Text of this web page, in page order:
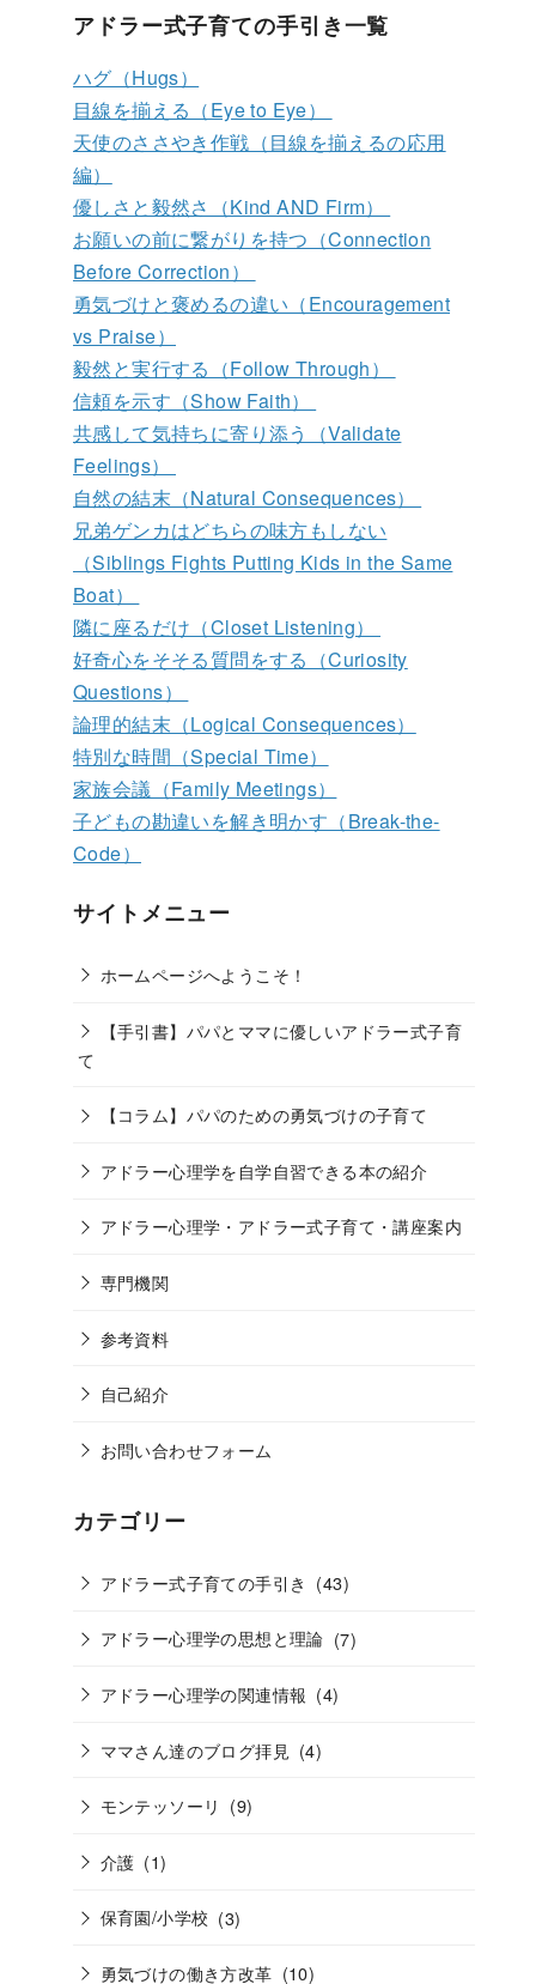
アドラー式子育ての手引き一覧
ハグ（Hugs）
目線を揃える（Eye to Eye）
天使のささやき作戦（目線を揃えるの応用
編）
優しさと毅然さ（Kind AND Firm）
お願いの前に繋がりを持つ（Connection
Before Correction）
勇気づけと褒めるの違い（Encouragement
vs Praise）
毅然と実行する（Follow Through）
信頼を示す（Show Faith）
共感して気持ちに寄り添う（Validate
Feelings）
自然の結末（Natural Consequences）
兄弟ゲンカはどちらの味方もしない
（Siblings Fights Putting Kids in the Same
Boat）
隣に座るだけ（Closet Listening）
好奇心をそそる質問をする（Curiosity
Questions）
論理的結末（Logical Consequences）
特別な時間（Special Time）
家族会議（Family Meetings）
子どもの勘違いを解き明かす（Break-the-
Code）
サイトメニュー
ホームページへようこそ！
【手引書】パパとママに優しいアドラー式子育
て
【コラム】パパのための勇気づけの子育て
アドラー心理学を自学自習できる本の紹介
アドラー心理学・アドラー式子育て・講座案内
専門機関
参考資料
自己紹介
お問い合わせフォーム
カテゴリー
アドラー式子育ての手引き (43)
アドラー心理学の思想と理論 (7)
アドラー心理学の関連情報 (4)
ママさん達のブログ拝見 (4)
モンテッソーリ (9)
介護 (1)
保育園/小学校 (3)
勇気づけの働き方改革 (10)